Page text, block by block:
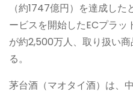
（約1747億円）を達成し
ービスを開始したECプラ
が約2,500万人、取り扱い
る。
茅台酒（マオタイ酒）は、